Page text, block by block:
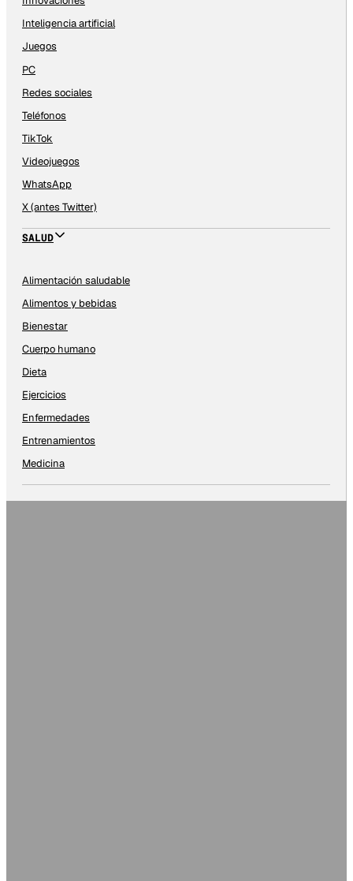
Inteligencia artificial
Juegos
PC
Redes sociales
Teléfonos
TikTok
Videojuegos
WhatsApp
X (antes Twitter)
SALUD
Alimentación saludable
Alimentos y bebidas
Bienestar
Cuerpo humano
Dieta
Ejercicios
Enfermedades
Entrenamientos
Medicina